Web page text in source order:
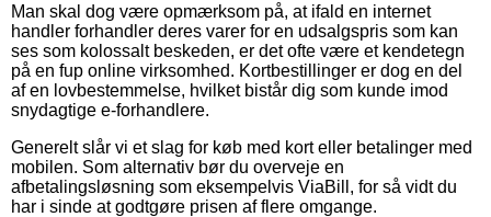
Man skal dog være opmærksom på, at ifald en internet
handler forhandler deres varer for en udsalgspris som kan
ses som kolossalt beskeden, er det ofte være et kendetegn
på en fup online virksomhed. Kortbestillinger er dog en del
af en lovbestemmelse, hvilket bistår dig som kunde imod
snydagtige e-forhandlere.
Generelt slår vi et slag for køb med kort eller betalinger med
mobilen. Som alternativ bør du overveje en
afbetalingsløsning som eksempelvis ViaBill, for så vidt du
har i sinde at godtgøre prisen af flere omgange.